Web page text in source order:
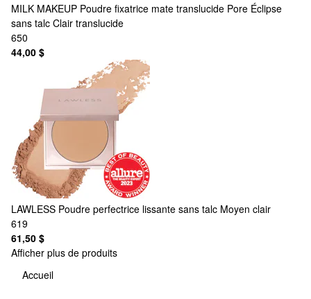
MILK MAKEUP Poudre fixatrice mate translucide Pore Éclipse
sans talc Clair translucide
650
44,00 $
LAWLESS Poudre perfectrice lissante sans talc Moyen clair
619
61,50 $
Afficher plus de produits
Accueil